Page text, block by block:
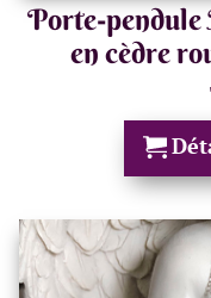
Porte-pendule
en cèdre